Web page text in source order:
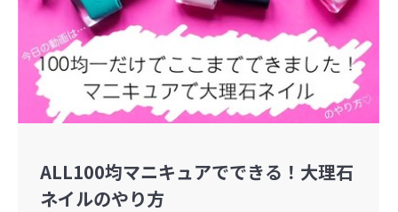
ALL100均マニキュアでできる！大理石
ネイルのやり方